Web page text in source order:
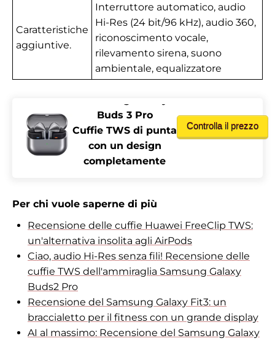
Caratteristiche
aggiuntive.
Interruttore automatico, audio
Hi-Res (24 bit/96 kHz), audio 360,
riconoscimento vocale,
rilevamento sirena, suono
ambientale, equalizzatore
Buds 3 Pro
Cuffie TWS di punta
con un design
completamente
Controlla il prezzo
Per chi vuole saperne di più
Recensione delle cuffie Huawei FreeClip TWS:
un'alternativa insolita agli AirPods
Ciao, audio Hi-Res senza fili! Recensione delle
cuffie TWS dell'ammiraglia Samsung Galaxy
Buds2 Pro
Recensione del Samsung Galaxy Fit3: un
braccialetto per il fitness con un grande display
AI al massimo: Recensione del Samsung Galaxy